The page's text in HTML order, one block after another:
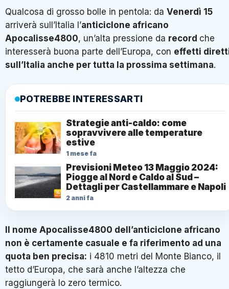
Qualcosa di grosso bolle in pentola: da Venerdì 15
arriverà sull’Italia l’anticiclone africano
Apocalisse4800, un’alta pressione da record che
interesserà buona parte dell’Europa, con effetti
sull’Italia anche per tutta la prossima settimana.
POTREBBE INTERESSARTI
Strategie anti-caldo: come
sopravvivere alle temperature
estive
1 mese fa
Previsioni Meteo 13 Maggio 2024:
Piogge al Nord e Caldo al Sud –
Dettagli per Castellammare e Napoli
2 anni fa
Il nome Apocalisse4800 dell’anticiclone africano
non è certamente casuale e fa riferimento ad una
quota ben precisa: i 4810 metri del Monte Bianco, il
tetto d’Europa, che sarà anche l’altezza che
raggiungerà lo zero termico.